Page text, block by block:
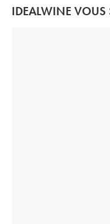
IDEALWINE VOUS